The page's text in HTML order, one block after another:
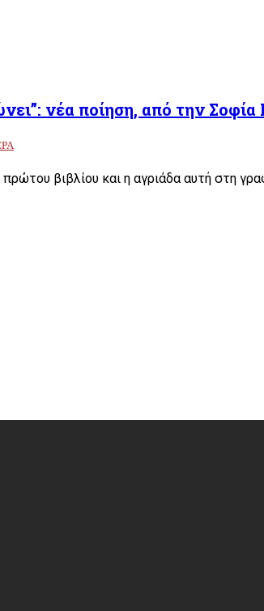
νέα ποίηση, από την
βιβλίου και η αγριάδα αυτή στη